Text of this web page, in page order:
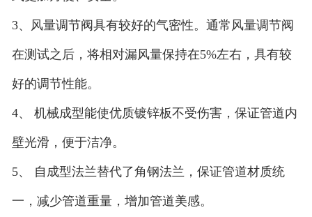
3、风量调节阀具有较好的气密性。通常风量调节阀
在测试之后，将相对漏风量保持在5%左右，具有较
好的调节性能。
4、 机械成型能使优质镀锌板不受伤害，保证管道内
壁光滑，便于洁净。
5、 自成型法兰替代了角钢法兰，保证管道材质统
一，减少管道重量，增加管道美感。